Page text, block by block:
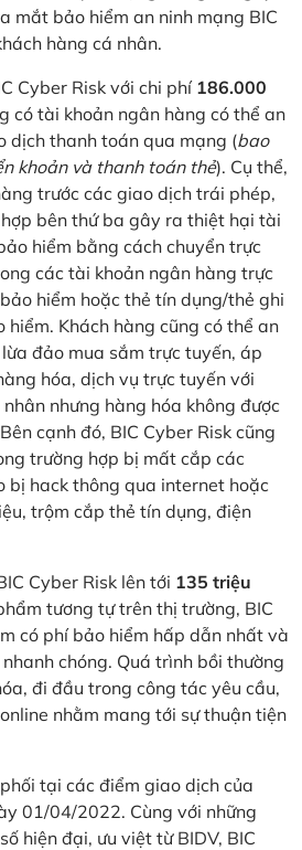
mắt bảo hiểm an ninh mạng BIC
hàng cá nhân.
Cyber Risk với chi phí 186.000
có tài khoản ngân hàng có thể an
dịch thanh toán qua mạng (bao
khoản và thanh toán thẻ). Cụ thể,
trước các giao dịch trái phép,
bên thứ ba gây ra thiệt hại tài
hiểm bằng cách chuyển trực
các tài khoản ngân hàng trực
hiểm hoặc thẻ tín dụng/thẻ ghi
hiểm. Khách hàng cũng có thể an
đảo mua sắm trực tuyến, áp
hóa, dịch vụ trực tuyến với
nhưng hàng hóa không được
cạnh đó, BIC Cyber Risk cũng
trường hợp bị mất cắp các
bị hack thông qua internet hoặc
trộm cắp thẻ tín dụng, điện
Cyber Risk lên tới 135 triệu
tương tự trên thị trường, BIC
có phí bảo hiểm hấp dẫn nhất và
chóng. Quá trình bồi thường
đi đầu trong công tác yêu cầu,
nhằm mang tới sự thuận tiện
tại các điểm giao dịch của
01/04/2022. Cùng với những
hiện đại, ưu việt từ BIDV, BIC